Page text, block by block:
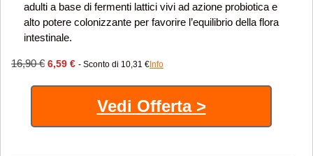
adulti a base di fermenti lattici vivi ad azione probiotica e
alto potere colonizzante per favorire l’equilibrio della flora
intestinale.
16,90 € 6,59 € - Sconto di 10,31 € Info
Vedi Offerta >